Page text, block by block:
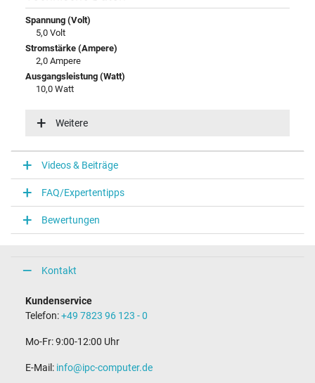
Spannung (Volt)
5,0 Volt
Stromstärke (Ampere)
2,0 Ampere
Ausgangsleistung (Watt)
10,0 Watt
100-240V / 50-60Hz
Notebook Stecker
Steckertyp / -form
eckig / –
Steckerlänge (mm)
7,5 mm
– mm / 0,5 mm
Maße
Länge / Breite / Höhe
Weitere
Videos & Beiträge
FAQ/Expertentipps
Bewertungen
Kontakt
Kundenservice
Telefon:+49 7823 96 123 - 0
Mo-Fr: 9:00-12:00 Uhr
E-Mail: info@ipc-computer.de